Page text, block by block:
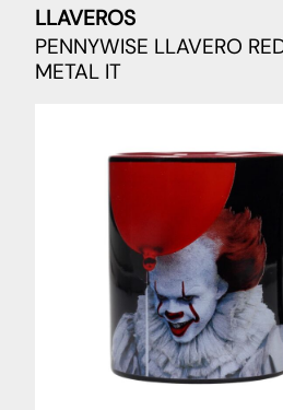
LLAVEROS
PENNYWISE LLAVERO
METAL IT